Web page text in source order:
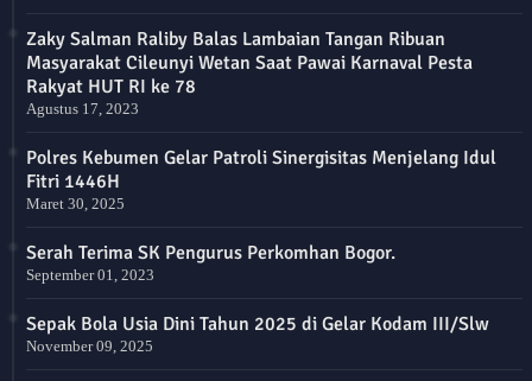
Zaky Salman Raliby Balas Lambaian Tangan Ribuan
Masyarakat Cileunyi Wetan Saat Pawai Karnaval Pesta
Rakyat HUT RI ke 78
Agustus 17, 2023
Polres Kebumen Gelar Patroli Sinergisitas Menjelang Idul
Fitri 1446H
Maret 30, 2025
Serah Terima SK Pengurus Perkomhan Bogor.
September 01, 2023
Sepak Bola Usia Dini Tahun 2025 di Gelar Kodam III/Slw
November 09, 2025